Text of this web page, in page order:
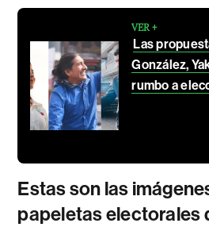
VER +
Las
González,
rumbo a
Estas son las
papeletas electorales